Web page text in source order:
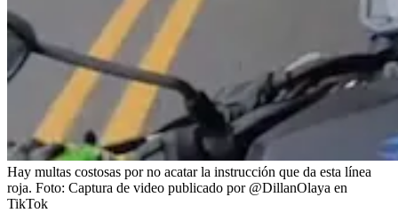
Hay multas costosas por no acatar la instrucción que da esta línea
roja. Foto: Captura de video publicado por @DillanOlaya en
TikTok